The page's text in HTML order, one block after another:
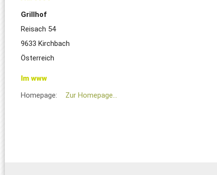
Grillhof
Reisach 54
9633 Kirchbach
Österreich
Im www
Homepage:
Zur Homepage...